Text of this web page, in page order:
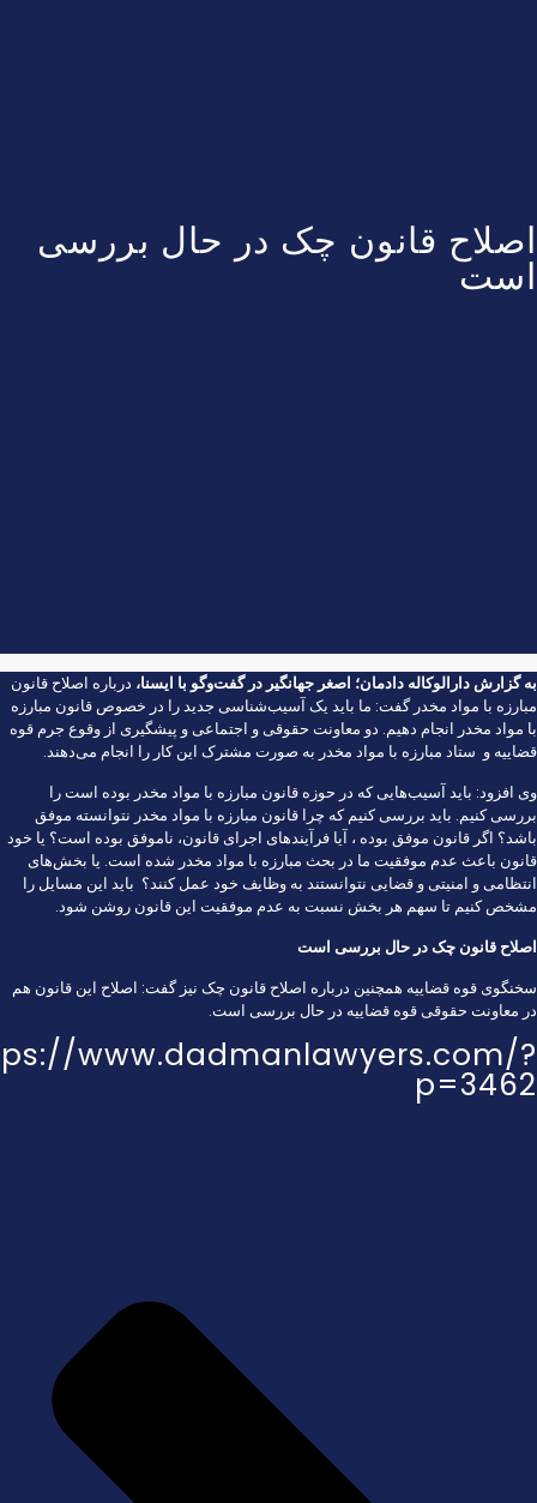
اصلاح قانون چک در حال بررسی
است
به گزارش دارالوکاله دادمان؛ اصغر جهانگیر در گفت‌وگو با ایسنا، درباره اصلاح قانون
مبارزه با مواد مخدر گفت: ما باید یک آسیب‌شناسی جدید را در خصوص قانون مبارزه
با مواد مخدر انجام دهیم. دو معاونت‌ حقوقی و اجتماعی و پیشگیری از وقوع جرم قوه
قضاییه و ستاد مبارزه با مواد مخدر به صورت مشترک این کار را انجام می‌دهند.
وی افزود: باید آسیب‌هایی که در حوزه قانون مبارزه با مواد مخدر بوده است را
بررسی کنیم. باید بررسی کنیم که چرا قانون مبارزه با مواد مخدر نتوانسته موفق
باشد؟ اگر قانون موفق بوده ، آیا فرآیندهای اجرای قانون، ناموفق بوده است؟ یا خود
قانون باعث عدم موفقیت ما در بحث مبارزه با مواد مخدر شده است. یا بخش‌های
انتظامی و امنیتی و قضایی نتوانستند به وظایف خود عمل کنند؟ باید این مسایل را
مشخص کنیم تا سهم هر بخش نسبت به عدم موفقیت این قانون روشن شود.
اصلاح قانون چک در حال بررسی است
سخنگوی قوه قضاییه همچنین درباره اصلاح قانون چک نیز گفت: اصلاح این قانون هم
در معاونت حقوقی قوه قضاییه در حال بررسی است.
www.dadmanlawyers.com/?
p=3462